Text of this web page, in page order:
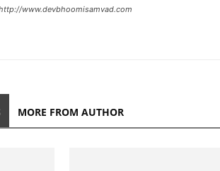
www.devbhoomisamvad.com
MORE FROM AUTHOR